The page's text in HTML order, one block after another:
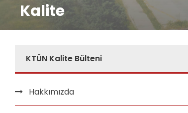
Kalite
KTÜN Kalite Bülteni
Hakkımızda